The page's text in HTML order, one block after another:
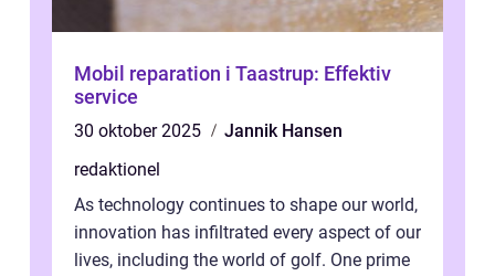
Mobil reparation i Taastrup: Effektiv
service
30 oktober 2025
Jannik Hansen
redaktionel
As technology continues to shape our world,
innovation has infiltrated every aspect of our
lives, including the world of golf. One prime